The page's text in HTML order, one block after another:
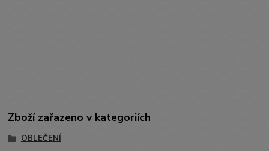
Zboží zařazeno v kategoriích
OBLEČENÍ